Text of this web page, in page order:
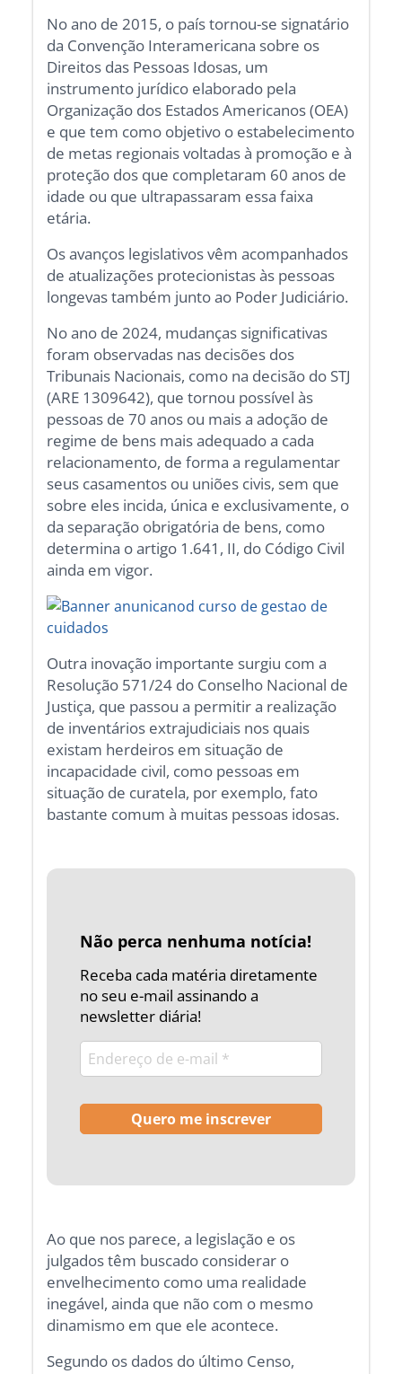
No ano de 2015, o país tornou-se signatário
da Convenção Interamericana sobre os
Direitos das Pessoas Idosas, um
instrumento jurídico elaborado pela
Organização dos Estados Americanos (OEA)
e que tem como objetivo o estabelecimento
de metas regionais voltadas à promoção e à
proteção dos que completaram 60 anos de
idade ou que ultrapassaram essa faixa
etária.
Os avanços legislativos vêm acompanhados
de atualizações protecionistas às pessoas
longevas também junto ao Poder Judiciário.
No ano de 2024, mudanças significativas
foram observadas nas decisões dos
Tribunais Nacionais, como na decisão do STJ
(ARE 1309642), que tornou possível às
pessoas de 70 anos ou mais a adoção de
regime de bens mais adequado a cada
relacionamento, de forma a regulamentar
seus casamentos ou uniões civis, sem que
sobre eles incida, única e exclusivamente, o
da separação obrigatória de bens, como
determina o artigo 1.641, II, do Código Civil
ainda em vigor.
Outra inovação importante surgiu com a
Resolução 571/24 do Conselho Nacional de
Justiça, que passou a permitir a realização
de inventários extrajudiciais nos quais
existam herdeiros em situação de
incapacidade civil, como pessoas em
situação de curatela, por exemplo, fato
bastante comum à muitas pessoas idosas.
Não perca nenhuma notícia!
Receba cada matéria diretamente
no seu e-mail assinando a
newsletter diária!
Ao que nos parece, a legislação e os
julgados têm buscado considerar o
envelhecimento como uma realidade
inegável, ainda que não com o mesmo
dinamismo em que ele acontece.
Segundo os dados do último Censo,